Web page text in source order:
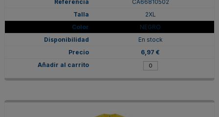
CA66810502
2XL
NEGRO
En stock
6,97 €